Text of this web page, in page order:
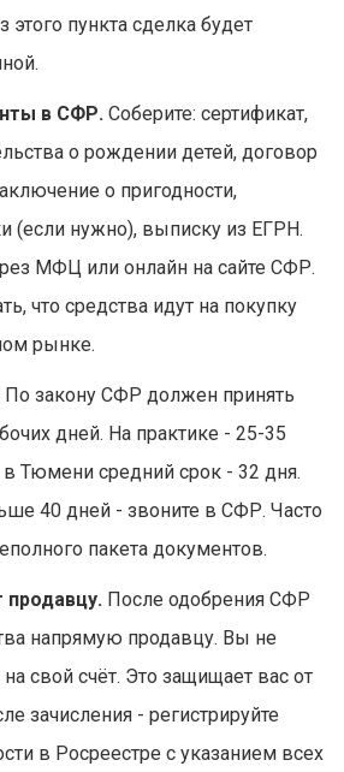
этого пункта сделка будет
в СФР. Соберите: сертификат,
о рождении детей, договор
о пригодности,
(если нужно), выписку из ЕГРН.
МФЦ или онлайн на сайте СФР.
что средства идут на покупку
рынке.
По закону СФР должен принять
дней. На практике - 25-35
в Тюмени средний срок - 32 дня.
40 дней - звоните в СФР. Часто
пакета документов.
продавцу. После одобрения СФР
напрямую продавцу. Вы не
на свой счёт. Это защищает вас от
зачисления - регистрируйте
в Росреестре с указанием всех